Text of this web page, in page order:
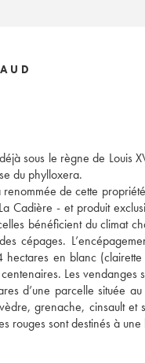
sous le règne de Louis
du phylloxera.
de cette
Cadière - et produit
bénéficient du climat
cépages.
en blanc
Les vendanges
d’une parcelle située
grenache, cinsault
rouges sont destinés à